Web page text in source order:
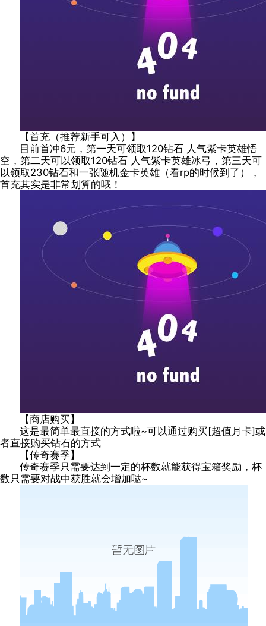
【首充（推荐新手可入）】
目前首冲6元，第一天可领取120钻石 人气紫卡英雄悟
空，第二天可以领取120钻石 人气紫卡英雄冰弓，第三天可
以领取230钻石和一张随机金卡英雄（看rp的时候到了），
首充其实是非常划算的哦！
【商店购买】
这是最简单最直接的方式啦~可以通过购买[超值月卡]或
者直接购买钻石的方式
【传奇赛季】
传奇赛季只需要达到一定的杯数就能获得宝箱奖励，杯
数只需要对战中获胜就会增加哒~